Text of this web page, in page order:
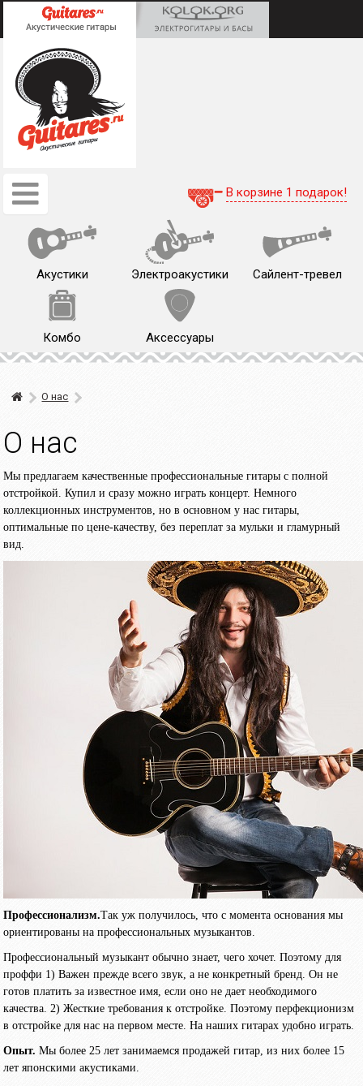
Акустики Электроакустики Сайлент-тревел
Комбо Аксессуары
В корзине 1 подарок!
О нас
О нас
Мы предлагаем качественные профессиональные гитары с полной
отстройкой. Купил и сразу можно играть концерт. Немного
коллекционных инструментов, но в основном у нас гитары,
оптимальные по цене-качеству, без переплат за мульки и гламурный
вид.
Профессионализм.Так уж получилось, что с момента основания мы
ориентированы на профессиональных музыкантов.
Профессиональный музыкант обычно знает, чего хочет. Поэтому для
проффи 1) Важен прежде всего звук, а не конкретный бренд. Он не
готов платить за известное имя, если оно не дает необходимого
качества. 2) Жесткие требования к отстройке. Поэтому перфекционизм
в отстройке для нас на первом месте. На наших гитарах удобно играть.
Опыт. Мы более 25 лет занимаемся продажей гитар, из них более 15
лет японскими акустиками.